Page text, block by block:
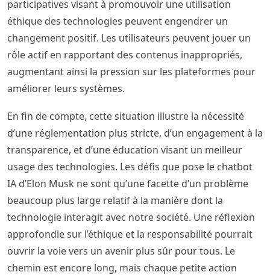
participatives visant à promouvoir une utilisation
éthique des technologies peuvent engendrer un
changement positif. Les utilisateurs peuvent jouer un
rôle actif en rapportant des contenus inappropriés,
augmentant ainsi la pression sur les plateformes pour
améliorer leurs systèmes.
En fin de compte, cette situation illustre la nécessité
d’une réglementation plus stricte, d’un engagement à la
transparence, et d’une éducation visant un meilleur
usage des technologies. Les défis que pose le chatbot
IA d’Elon Musk ne sont qu’une facette d’un problème
beaucoup plus large relatif à la manière dont la
technologie interagit avec notre société. Une réflexion
approfondie sur l’éthique et la responsabilité pourrait
ouvrir la voie vers un avenir plus sûr pour tous. Le
chemin est encore long, mais chaque petite action